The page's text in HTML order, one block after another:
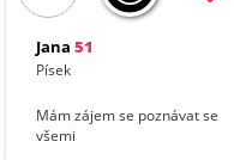
Jana 51
Písek
Mám zájem se poznávat se
všemi